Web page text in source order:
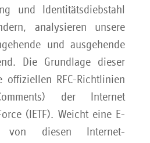
und Identitätsdiebstahl
analysieren unsere
und ausgehende
Die Grundlage dieser
offiziellen RFC-Richtlinien
der Internet
(IETF). Weicht eine E-
von diesen Internet-